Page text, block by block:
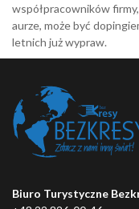
współpracowników
aurze, może być
letnich już wypraw.
Biuro Turystyczne